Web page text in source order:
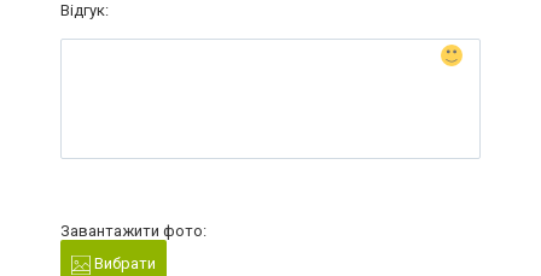
Відгук:
Завантажити фото:
Вибрати